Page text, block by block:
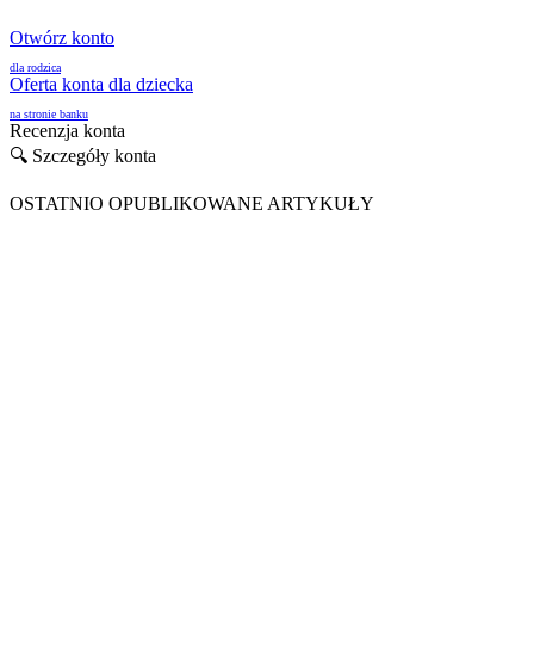
Otwórz konto
dla rodzica
Oferta konta dla dziecka
na stronie banku
Recenzja konta
🔍 Szczegóły konta
OSTATNIO OPUBLIKOWANE ARTYKUŁY